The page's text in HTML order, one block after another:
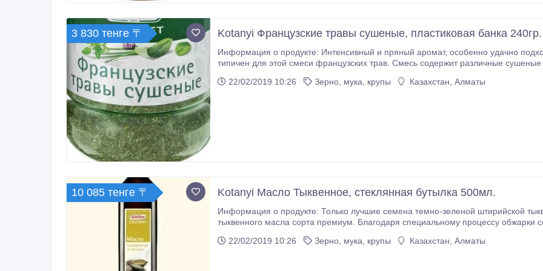
3 830 тенге 〒 Kotanyi Французские травы сушеные, пластиковая банка 240гр.
Информация о продукте: Интенсивный и пряный аромат, особенно удачно подходящий к простым блюдам в деревенском стиле,
типичен для этой смеси французских трав. Смесь содержит различные сушеные травы, которые следует добавить в блюдо и
22/02/2019 10:26
Зерно, мука, крупы Казахстан, Алматы
10 085 тенге 〒 Kotanyi Масло Тыквенное, стеклянная бутылка 500мл.
Информация о продукте: Только лучшие семена темно-зеленой штирийской
тыквенного масла сорта премиум. Благодаря специальному процессу
национальные кухни мира.
22/02/2019 10:26 Зерно, мука, крупы Казахстан, Алматы